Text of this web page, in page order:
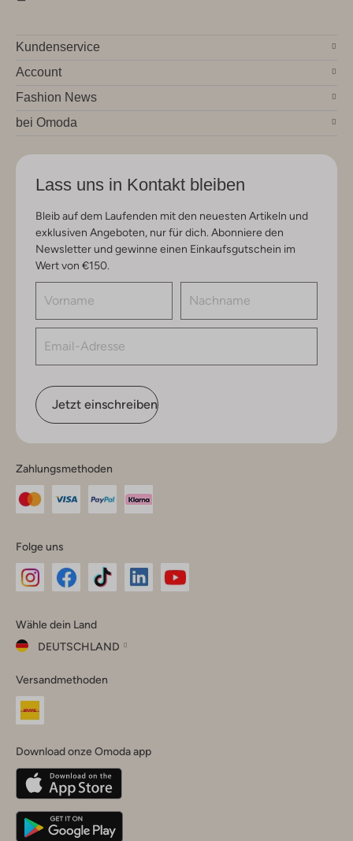
Kundenservice
Account
Fashion News
bei Omoda
Lass uns in Kontakt bleiben
Bleib auf dem Laufenden mit den neuesten Artikeln und
exklusiven Angeboten, nur für dich. Abonniere den
Newsletter und gewinne einen Einkaufsgutschein im
Wert von €150.
Jetzt einschreiben
Zahlungsmethoden
Folge uns
Instagram
Facebook
TikTok
Wähle dein Land
DEUTSCHLAND
dein
Land
Belgique(Français)
Deutschland
Versandmethoden
Download onze Omoda app